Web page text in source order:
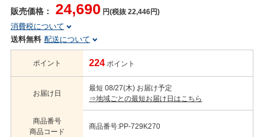
販売価格： 24,690 円(税抜 22,446円)
消費税について
送料無料 配送について
ポイント 224 ポイント
お届け日
最短 08/27(木) お届け予定
⇒地域ごとの最短お届け日はこちら
商品番号
商品コード
商品番号:PP-729K270